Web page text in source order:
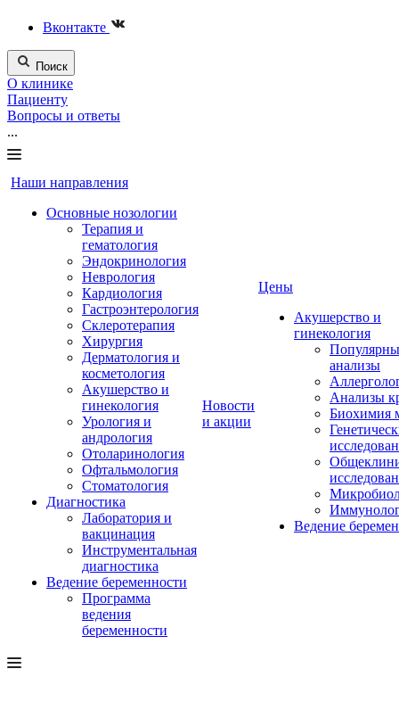
Вконтакте
Поиск
О клинике
Пациенту
Вопросы и ответы
...
Наши направления
Основные нозологии
Терапия и
гематология
Эндокринология
Неврология
Кардиология
Гастроэнтерология
Склеротерапия
Хирургия
Дерматология и
косметология
Акушерство и
гинекология
Урология и
андрология
Отоларинология
Офтальмология
Стоматология
Диагностика
Лаборатория и
вакцинация
Инструментальная
диагностика
Ведение беременности
Программа
ведения
беременности
Новости
и акции
Цены
Акушерство и
гинекология
анализы
Анализы
Биохимия
Ведение